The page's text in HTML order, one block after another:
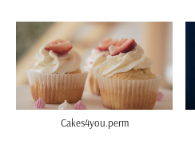
Cakes4you.perm